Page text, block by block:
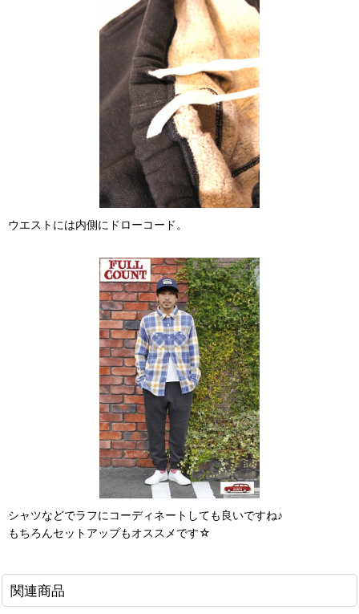
ウエストには内側にドローコード。
シャツなどでラフにコーディネートしても良いですね♪
もちろんセットアップもオススメです☆
関連商品